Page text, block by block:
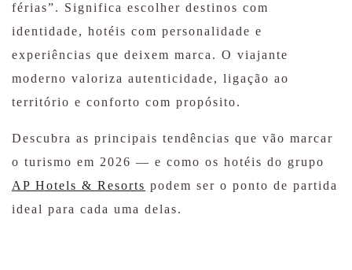
férias”. Significa escolher destinos com
identidade, hotéis com personalidade e
experiências que deixem marca. O viajante
moderno valoriza autenticidade, ligação ao
território e conforto com propósito.
Descubra as principais tendências que vão marcar
o turismo em 2026 — e como os hotéis do grupo
AP Hotels & Resorts podem ser o ponto de partida
ideal para cada uma delas.